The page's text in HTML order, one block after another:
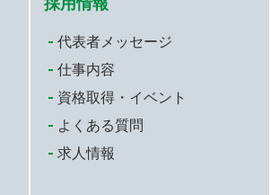
代表者メッセージ
仕事内容
資格取得・イベント
よくある質問
求人情報